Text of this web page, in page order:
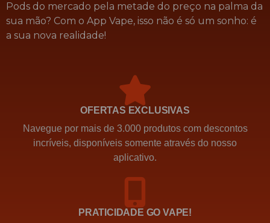
Pods do mercado pela metade do preço na palma da
sua mão? Com o App Vape, isso não é só um sonho: é
a sua nova realidade!
OFERTAS EXCLUSIVAS
Navegue por mais de 3.000 produtos com descontos
incríveis, disponíveis somente através do nosso
aplicativo.
PRATICIDADE GO VAPE!